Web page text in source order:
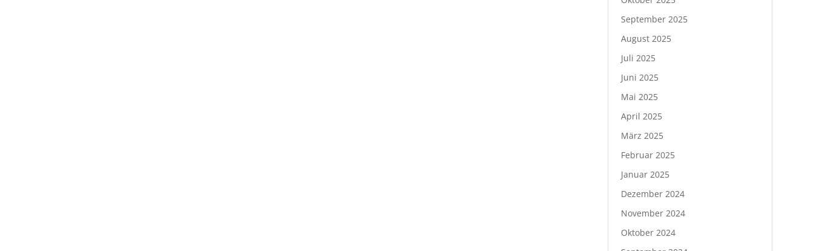
September 2025
August 2025
Juli 2025
Juni 2025
Mai 2025
April 2025
März 2025
Februar 2025
Januar 2025
Dezember 2024
November 2024
Oktober 2024